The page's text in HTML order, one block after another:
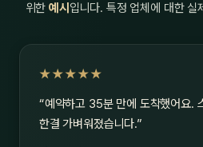
위한예시 입니다. 특정 업체에 대한 실
★★★★★
“예약하고 35분 만에 도착했어요.
한결 가벼워졌습니다.”